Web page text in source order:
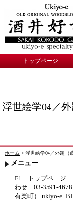
トップページ
浮世絵学04／
ホーム > 浮世絵学04／外題
メニュー
F1 トップページ
わせ 03-3591-4678
有楽町） ukiyo-